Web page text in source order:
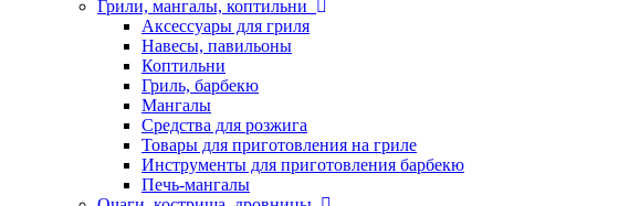
Грили, мангалы, коптильни
Аксессуары для гриля
Навесы, павильоны
Коптильни
Гриль, барбекю
Мангалы
Средства для розжига
Товары для приготовления на гриле
Инструменты для приготовления барбекю
Печь-мангалы